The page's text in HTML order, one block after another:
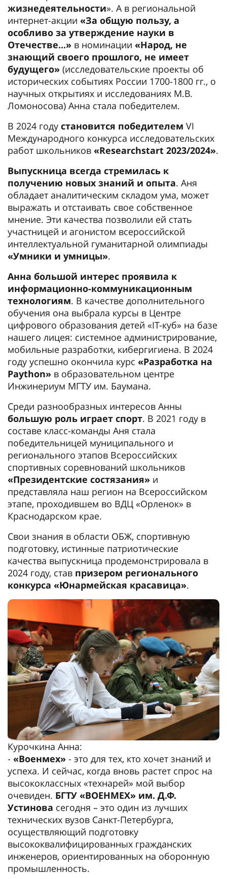
жизнедеятельности». А в региональной
интернет-акции «За общую пользу, а
особливо за утверждение науки в
Отечестве...» в номинации «Народ, не
знающий своего прошлого, не имеет
будущего» (исследовательские проекты об
исторических событиях России 1700-1800 гг., о
научных открытиях и исследованиях М.В.
Ломоносова) Анна стала победителем.
В 2024 году становится победителем VI
Международного конкурса исследовательских
работ школьников «Researchstart 2023/2024».
Выпускница всегда стремилась к
получению новых знаний и опыта. Аня
обладает аналитическим складом ума, может
выражать и отстаивать свое собственное
мнение. Эти качества позволили ей стать
участницей и агонистом всероссийской
интеллектуальной гуманитарной олимпиады
«Умники и умницы».
Анна большой интерес проявила к
информационно-коммуникационным
технологиям. В качестве дополнительного
обучения она выбрала курсы в Центре
цифрового образования детей «IT-куб» на базе
нашего лицея: системное администрирование,
мобильные разработки, кибергигиена. В 2024
году успешно окончила курс «Разработка на
Paython» в образовательном центре
Инжинериум МГТУ им. Баумана.
Среди разнообразных интересов Анны
большую роль играет спорт. В 2021 году в
составе класс-команды Аня стала
победительницей муниципального и
регионального этапов Всероссийских
спортивных соревнований школьников
«Президентские состязания» и
представляла наш регион на Всероссийском
этапе, проходившем во ВДЦ «Орленок» в
Краснодарском крае.
Свои знания в области ОБЖ, спортивную
подготовку, истинные патриотические
качества выпускница продемонстрировала в
2024 году, став призером регионального
конкурса «Юнармейская красавица».
Курочкина Анна:
- «Военмех» - это для тех, кто хочет знаний и
успеха. И сейчас, когда вновь растет спрос на
высококлассных «технарей» мой выбор
очевиден. БГТУ «ВОЕНМЕХ» им. Д.Ф.
Устинова сегодня – это один из лучших
технических вузов Санкт-Петербурга,
осуществляющий подготовку
высококвалифицированных гражданских
инженеров, ориентированных на оборонную
промышленность.